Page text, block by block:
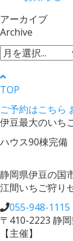
アーカイブ
Archive
TOP
ご予約はこちら
伊豆最大のいち
ハウス90棟完備
静岡県伊豆の国
江間いちご狩り
055-948-1115
〒410-2223 静
【主催】